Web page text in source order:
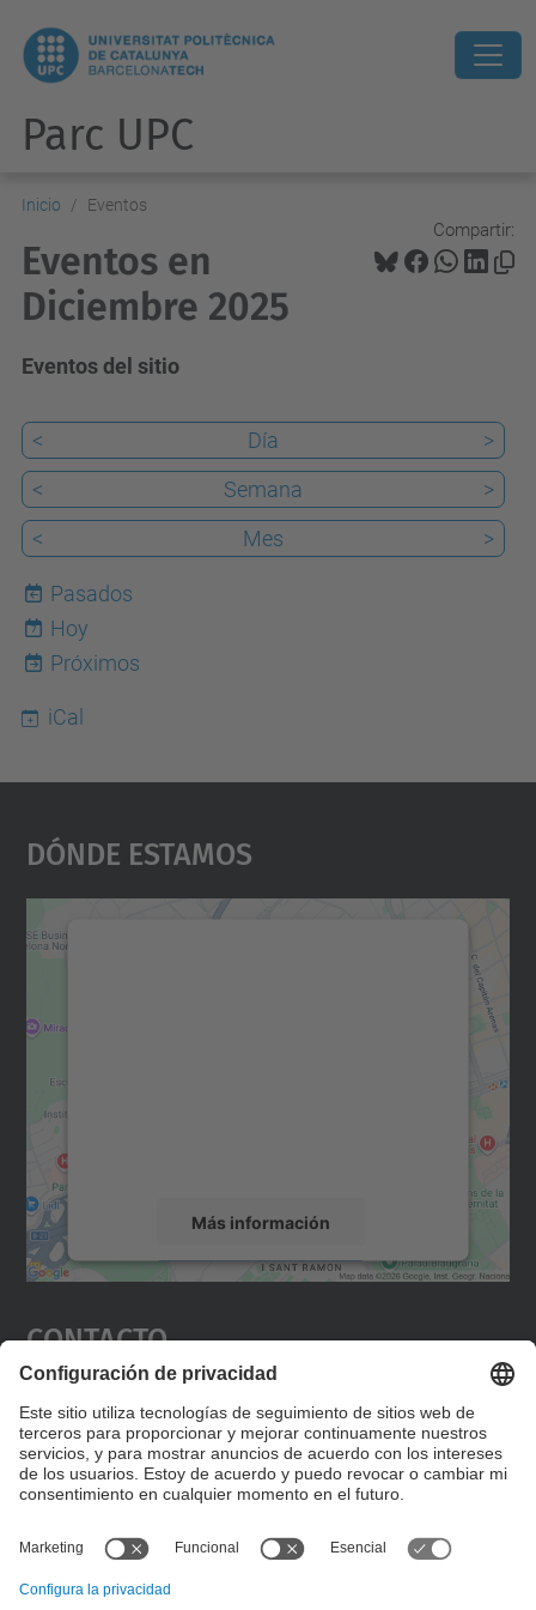
Parc UPC
Inicio Eventos
Compartir:
Eventos en
Diciembre 2025
Eventos del sitio
< Día
>
<
Semana
>
<
Mes >
Pasados
7
Hoy
Próximos
iCal
Dónde Estamos
Más información
Aceptar
powered by
Contacto
Editad en la página "Contacto personalizado", que
encontraréis en la raíz de español, vuestros datos
personalizados de contacto.
Formulario de contacto